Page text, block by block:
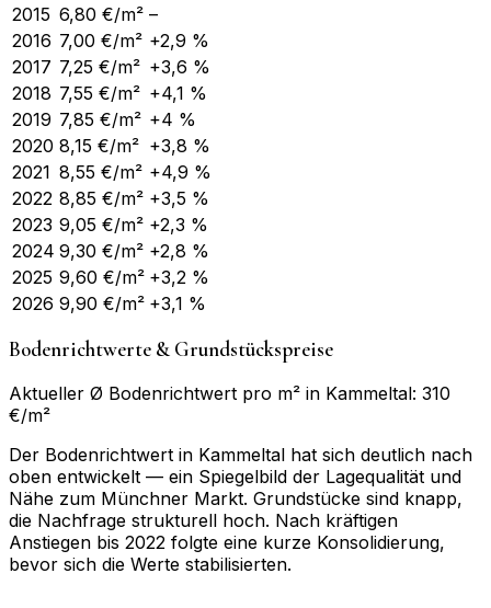
2015 6,80 €/m² –
2016 7,00 €/m² +2,9 %
2017 7,25 €/m² +3,6 %
2018 7,55 €/m² +4,1 %
2019 7,85 €/m² +4 %
2020 8,15 €/m² +3,8 %
2021 8,55 €/m² +4,9 %
2022 8,85 €/m² +3,5 %
2023 9,05 €/m² +2,3 %
2024 9,30 €/m² +2,8 %
2025 9,60 €/m² +3,2 %
2026 9,90 €/m² +3,1 %
Bodenrichtwerte & Grundstückspreise
Aktueller Ø Bodenrichtwert pro m² in Kammeltal: 310
€/m²
Der Bodenrichtwert in Kammeltal hat sich deutlich nach
oben entwickelt — ein Spiegelbild der Lagequalität und
Nähe zum Münchner Markt. Grundstücke sind knapp,
die Nachfrage strukturell hoch. Nach kräftigen
Anstiegen bis 2022 folgte eine kurze Konsolidierung,
bevor sich die Werte stabilisierten.